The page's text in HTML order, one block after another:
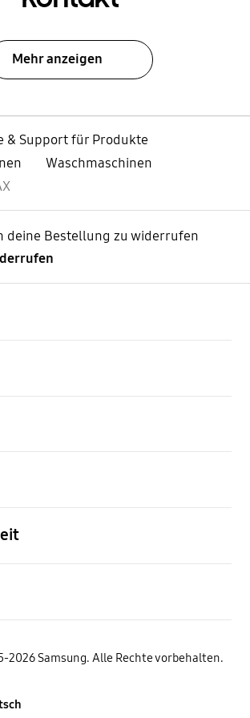
Mehr anzeigen
& Support für Produkte
Waschmaschinen
deine Bestellung zu widerrufen
2026 Samsung. Alle Rechte vorbehalten.